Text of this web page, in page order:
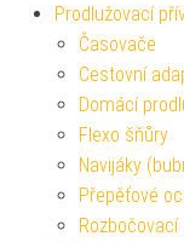
Prodlužovací
Časovače
Cestovní
Domácí
Flexo šňůry
Navijáky
Přepěťové
Rozbočovací